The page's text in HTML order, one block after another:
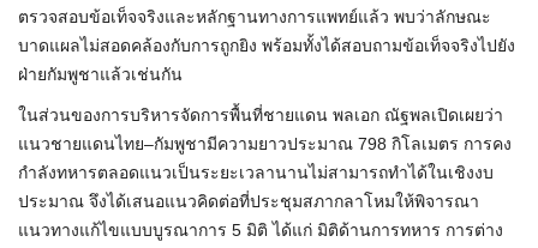
ตรวจสอบข้อเท็จจริงและหลักฐานทางการแพทย์แล้ว พบว่าลักษณะ
บาดแผลไม่สอดคล้องกับการถูกยิง พร้อมทั้งได้สอบถามข้อเท็จจริงไปยัง
ฝ่ายกัมพูชาแล้วเช่นกัน
ในส่วนของการบริหารจัดการพื้นที่ชายแดน พลเอก ณัฐพลเปิดเผยว่า
แนวชายแดนไทย–กัมพูชามีความยาวประมาณ 798 กิโลเมตร การคง
กำลังทหารตลอดแนวเป็นระยะเวลานานไม่สามารถทำได้ในเชิงงบ
ประมาณ จึงได้เสนอแนวคิดต่อที่ประชุมสภากลาโหมให้พิจารณา
แนวทางแก้ไขแบบบูรณาการ 5 มิติ ได้แก่ มิติด้านการทหาร การต่าง